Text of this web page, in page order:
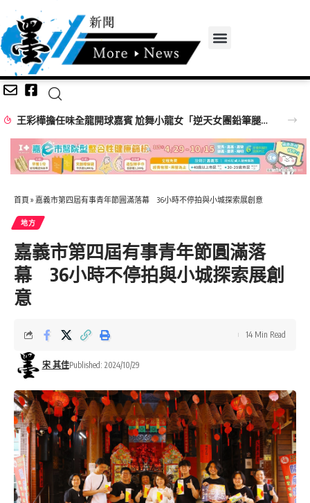
【百工達人】 從音樂教育到生命陪伴 黛玉老師以生命經驗打造共學平台
首頁 » 嘉義市第四屆有事青年節圓滿落幕 36小時不停拍與小城探索展創意
地方
嘉義市第四屆有事青年節圓滿落
幕 36小時不停拍與小城探索展創
意
宋 其佳Published: 2024/10/29
14 Min Read